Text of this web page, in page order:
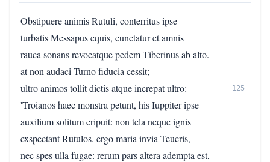
Obstipuere animis Rutuli, conterritus ipse
turbatis Messapus equis, cunctatur et amnis
rauca sonans revocatque pedem Tiberinus ab alto.
at non audaci Turno fiducia cessit;
ultro animos tollit dictis atque increpat ultro:
125
'Troianos haec monstra petunt, his Iuppiter ipse
auxilium solitum eripuit: non tela neque ignis
exspectant Rutulos. ergo maria invia Teucris,
nec spes ulla fugae: rerum pars altera adempta est,